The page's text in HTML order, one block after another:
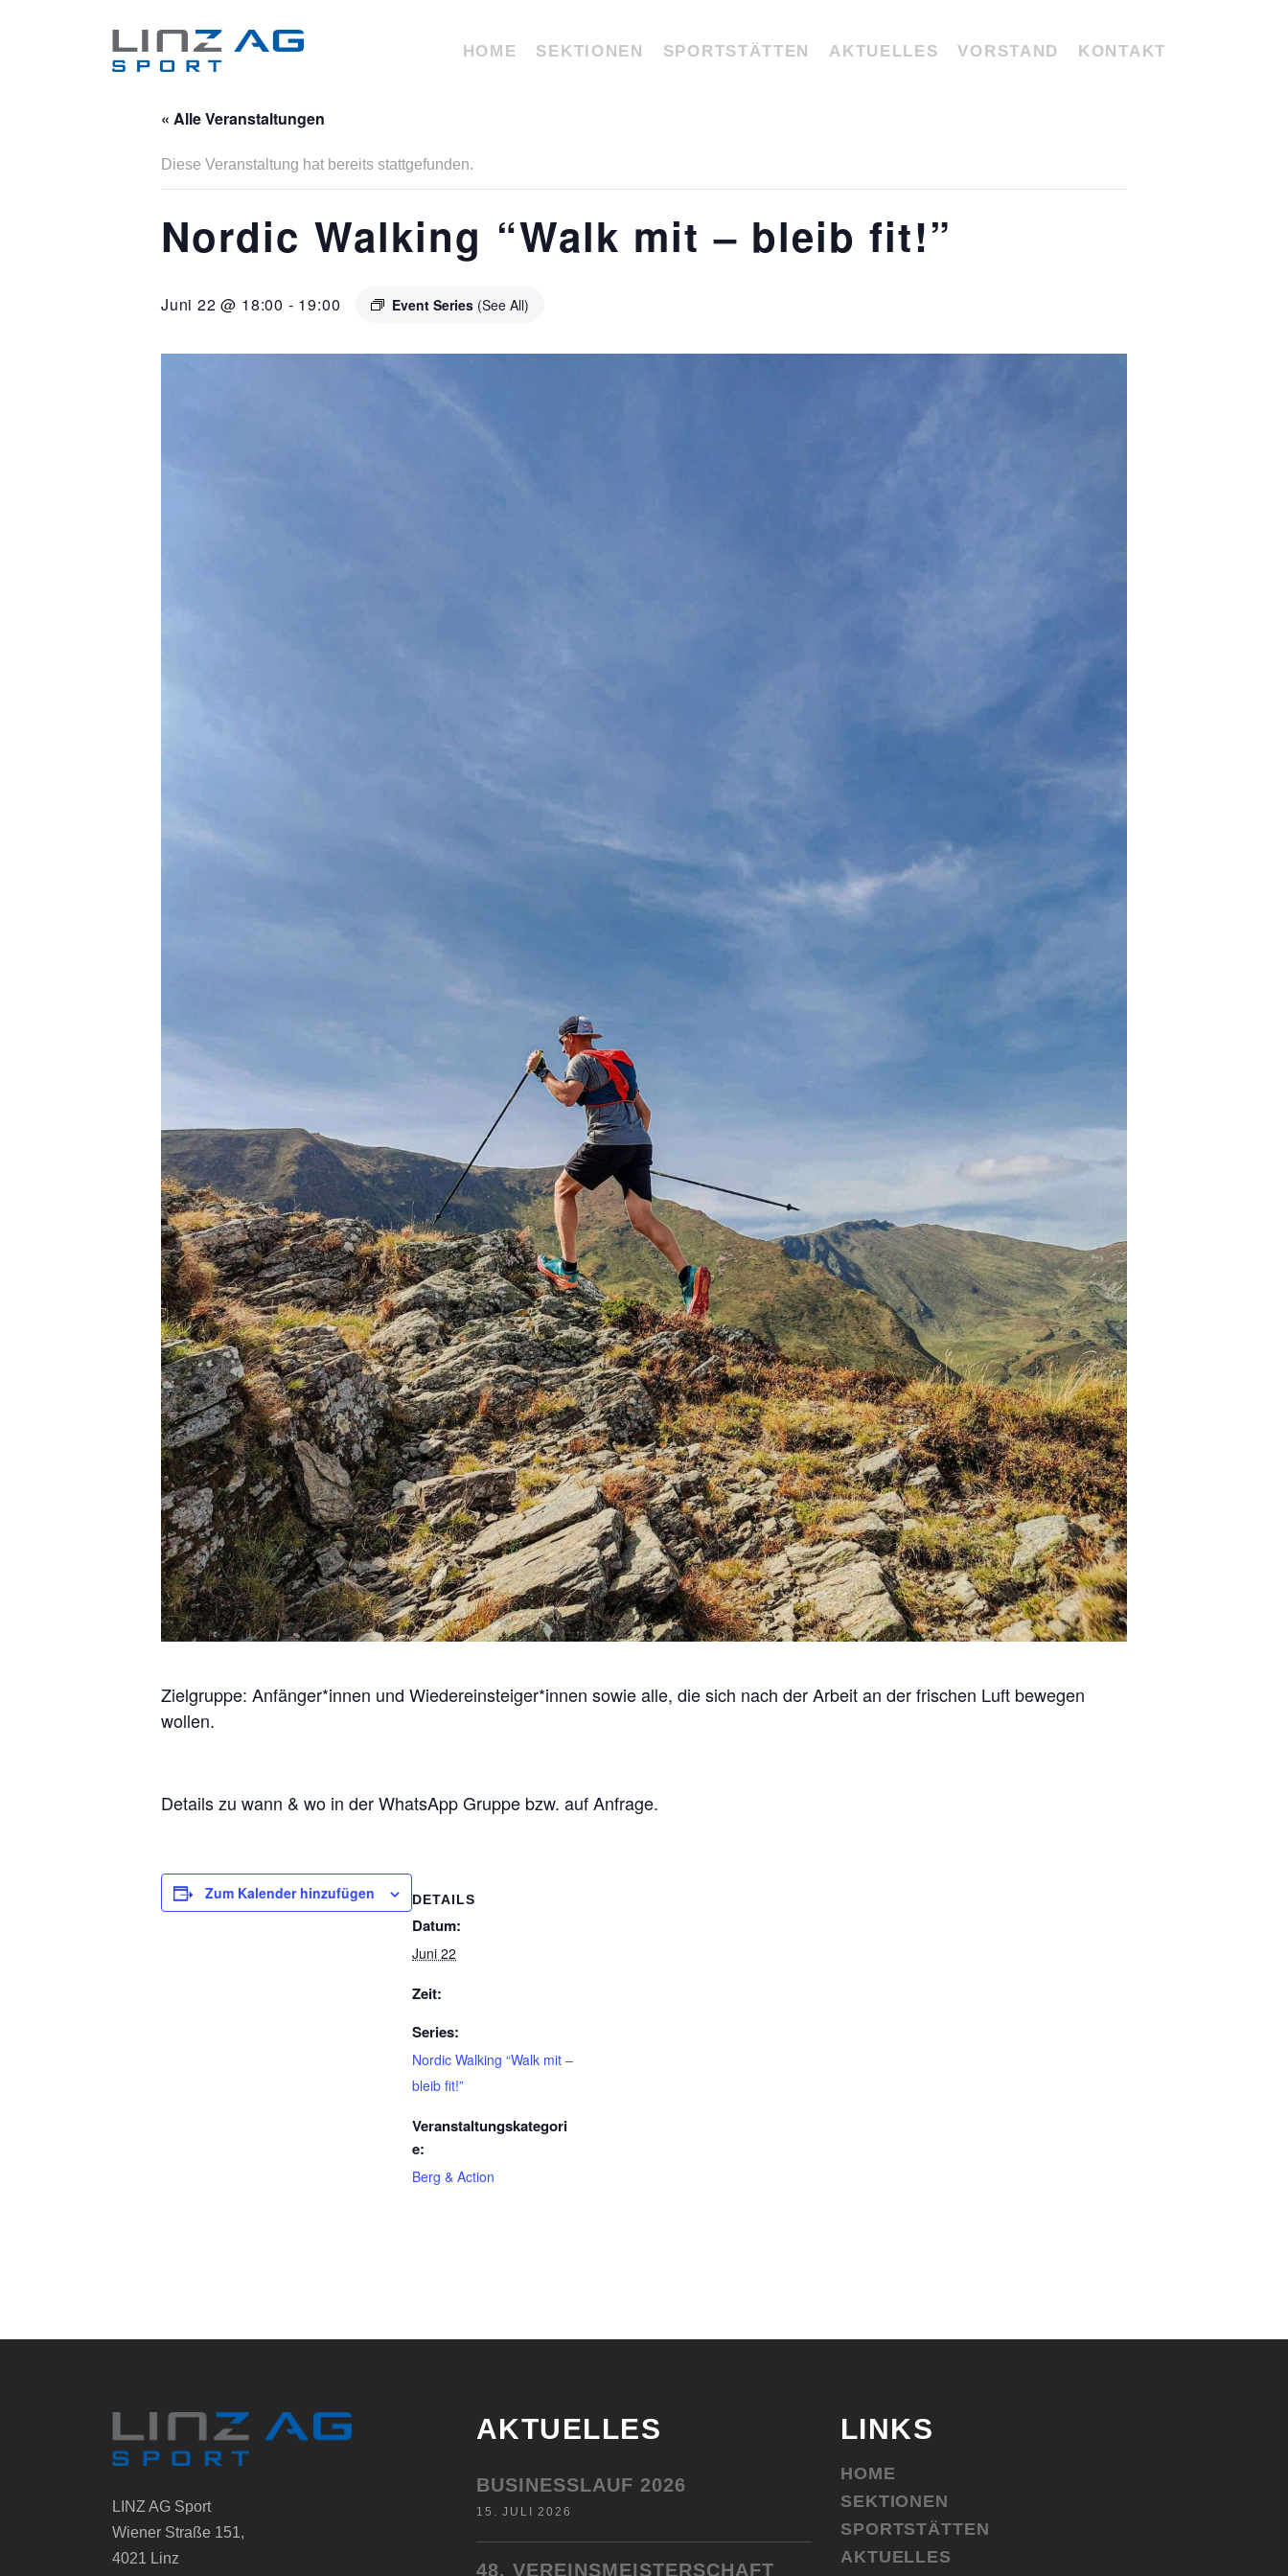
HOME SEKTIONEN SPORTSTÄTTEN AKTUELLES VORSTAND KONTAKT
« Alle Veranstaltungen
Diese Veranstaltung hat bereits stattgefunden.
Nordic Walking “Walk mit – bleib fit!”
Juni 22 @ 18:00 - 19:00 Event Series (See All)
Zielgruppe: Anfänger*innen und Wiedereinsteiger*innen sowie alle, die sich nach der Arbeit an der frischen Luft bewegen
wollen.
Details zu wann & wo in der WhatsApp Gruppe bzw. auf Anfrage.
Zum Kalender hinzufügen DETAILS
Datum:
Juni 22
Zeit:
Series:
Nordic Walking “Walk mit –
bleib fit!”
Veranstaltungskategori
e:
Berg & Action
LINZ AG Sport
Wiener Straße 151,
4021 Linz
AKTUELLES
BUSINESSLAUF 2026
15. JULI 2026
48. VEREINSMEISTERSCHAFT
LINKS
HOME
SEKTIONEN
SPORTSTÄTTEN
AKTUELLES